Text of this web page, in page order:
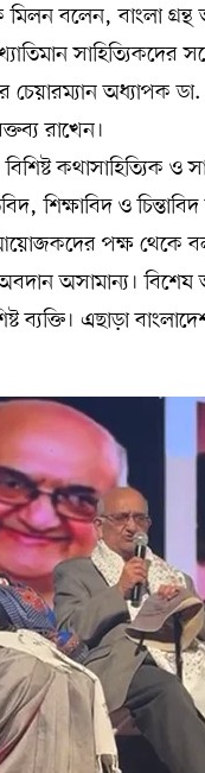
মিলন বলেন, বাংলা
চেয়ারম্যান অধ্যাপক
রাখেন।
বিশিষ্ট কথাসাহিত্যিক
শিক্ষাবিদ ও
পক্ষ থেকে
অবদান অসামান্য।
ব্যক্তি। এছাড়া